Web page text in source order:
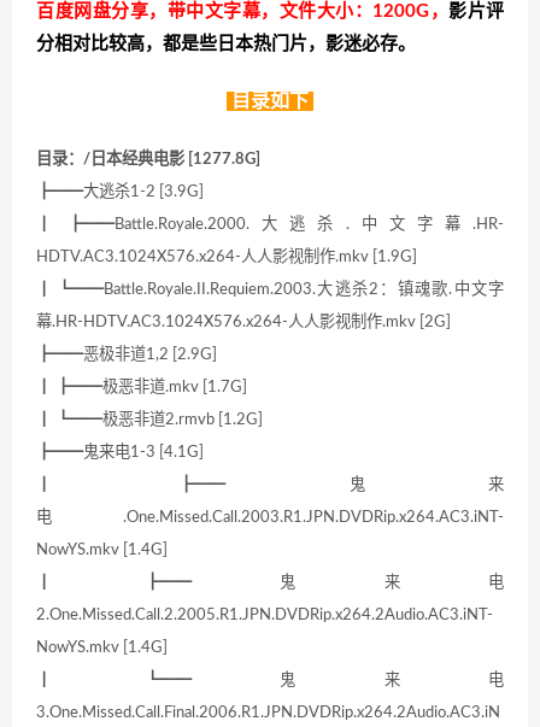
百度网盘分享，带中文字幕，文件大小：1200G， 影片评
分相对比较高，都是些日本热门片，影迷必存。
目录如下
目录：/日本经典电影 [1277.8G]
┣━━大逃杀1-2 [3.9G]
┃ ┣━━Battle.Royale.2000.大逃杀.中文字幕.HR-
HDTV.AC3.1024X576.x264-人人影视制作.mkv [1.9G]
┃ ┗━━Battle.Royale.II.Requiem.2003.大逃杀2：镇魂歌.中文字
幕.HR-HDTV.AC3.1024X576.x264-人人影视制作.mkv [2G]
┣━━恶极非道1,2 [2.9G]
┃ ┣━━极恶非道.mkv [1.7G]
┃ ┗━━极恶非道2.rmvb [1.2G]
┣━━鬼来电1-3 [4.1G]
┃ ┣━━鬼来
电.One.Missed.Call.2003.R1.JPN.DVDRip.x264.AC3.iNT-
NowYS.mkv [1.4G]
┃ ┣━━鬼来电
2.One.Missed.Call.2.2005.R1.JPN.DVDRip.x264.2Audio.AC3.iNT-
NowYS.mkv [1.4G]
┃ ┗━━鬼来电
3.One.Missed.Call.Final.2006.R1.JPN.DVDRip.x264.2Audio.AC3.iN